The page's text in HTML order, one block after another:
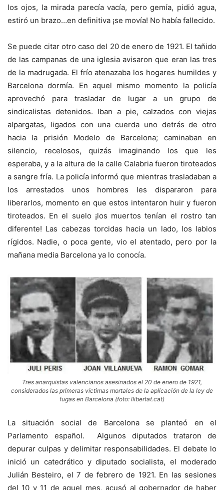
los ojos, la mirada parecía vacía, pero gemía, pidió agua,
estiró un brazo…en definitiva ¡se movía! No había fallecido.
Se puede citar otro caso del 20 de enero de 1921. El tañido
de las campanas de una iglesia avisaron que eran las tres
de la madrugada. El frío atenazaba los hogares humildes y
Barcelona dormía. En aquel mismo momento la policía
aprovechó para trasladar de lugar a un grupo de
sindicalistas detenidos. Iban a pie, calzados con viejas
alpargatas, ligados con una cuerda uno detrás de otro
hacia la prisión Modelo de Barcelona; caminaban en
silencio, recelosos, quizás imaginando los que les
esperaba, y a la altura de la calle Calabria fueron tiroteados
a sangre fría. La policía informó que mientras trasladaban a
los arrestados unos hombres les dispararon para
liberarlos, momento en que estos intentaron huir y fueron
tiroteados. En el suelo ¡los muertos tenían el rostro tan
diferente! Las cabezas torcidas hacia un lado, los labios
rígidos. Nadie, o poca gente, vio el atentado, pero por la
mañana media Barcelona ya lo conocía.
Tres anarquistas valencianos asesinados el 20 de enero de 1921,
considerados las primeras víctimas mortales de la aplicación de la ley de
fugas en Barcelona (foto: llibertat.cat)
La situación social de Barcelona se planteó en el
Parlamento español. Algunos diputados trataron de
depurar culpas y delimitar responsabilidades. El debate lo
inició un catedrático y diputado socialista, el moderado
Julián Besteiro, el 7 de febrero de 1921. En las sesiones
del 10 y 11 de aquel mes, acusó al gobernador de haber